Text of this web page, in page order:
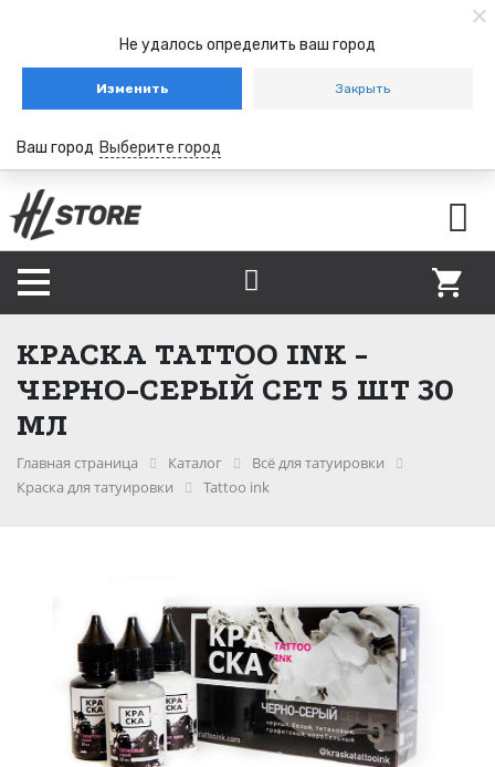
Не удалось определить ваш город
Изменить Закрыть
Ваш город Выберите город
КРАСКА TATTOO INK -
ЧЕРНО-СЕРЫЙ СЕТ 5 ШТ 30
МЛ
Главная страница Каталог
Всё для татуировки
Краска для татуировки
Tattoo ink